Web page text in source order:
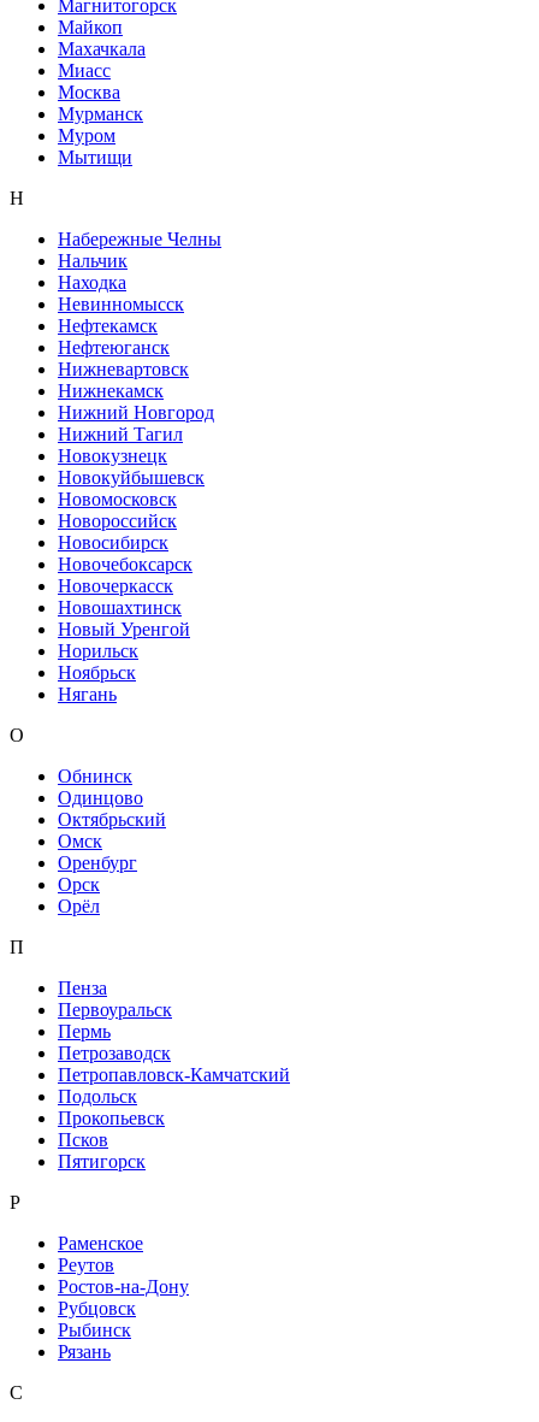
Магнитогорск
Майкоп
Махачкала
Миасс
Москва
Мурманск
Муром
Мытищи
Н
Набережные Челны
Нальчик
Находка
Невинномысск
Нефтекамск
Нефтеюганск
Нижневартовск
Нижнекамск
Нижний Новгород
Нижний Тагил
Новокузнецк
Новокуйбышевск
Новомосковск
Новороссийск
Новосибирск
Новочебоксарск
Новочеркасск
Новошахтинск
Новый Уренгой
Норильск
Ноябрьск
Нягань
О
Обнинск
Одинцово
Октябрьский
Омск
Оренбург
Орск
Орёл
П
Пенза
Первоуральск
Пермь
Петрозаводск
Петропавловск-Камчатский
Подольск
Прокопьевск
Псков
Пятигорск
Р
Раменское
Реутов
Ростов-на-Дону
Рубцовск
Рыбинск
Рязань
С